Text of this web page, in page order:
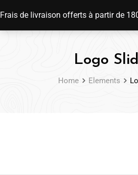
Frais de livraison offerts à partir de
Logo
Home Elements